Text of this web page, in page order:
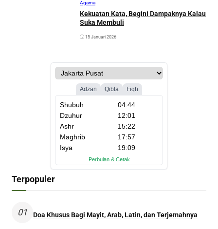
Agama
Kekuatan Kata, Begini Dampaknya Kalau
Suka Membuli
15 Januari 2026
Terpopuler
01 Doa Khusus Bagi Mayit, Arab, Latin, dan Terjemahnya